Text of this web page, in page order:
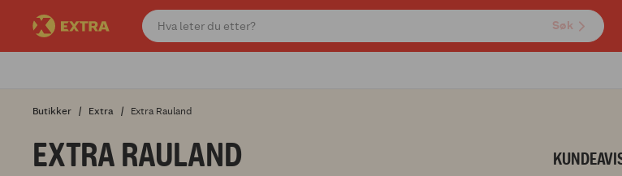
Søk
Butikker Extra Extra Rauland
EXTRA RAULAND